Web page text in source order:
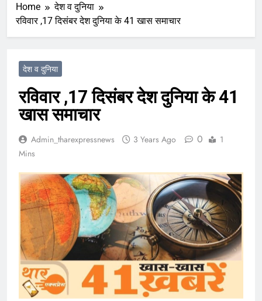
Home
देश व दुनिया
रविवार ,17 दिसंबर देश दुनिया के 41 खास समाचार
देश व दुनिया
रविवार ,17 दिसंबर देश दुनिया के 41
खास समाचार
Admin_tharexpressnews 3 Years Ago 0
1
Mins